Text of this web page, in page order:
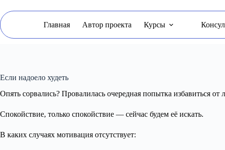
сути
Главная Автор проекта Курсы
Если надоело худеть
Опять сорвались? Провалилась очередная попытка избавиться
Спокойствие, только спокойствие — сейчас будем её искать.
В каких случаях мотивация отсутствует: